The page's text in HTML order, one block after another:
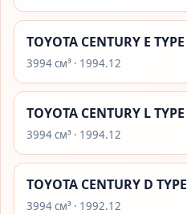
TOYOTA CENTURY E TYPE
3994 см³ · 1994.12
TOYOTA CENTURY L TYPE
3994 см³ · 1994.12
TOYOTA CENTURY D TYPE
3994 см³ · 1992.12